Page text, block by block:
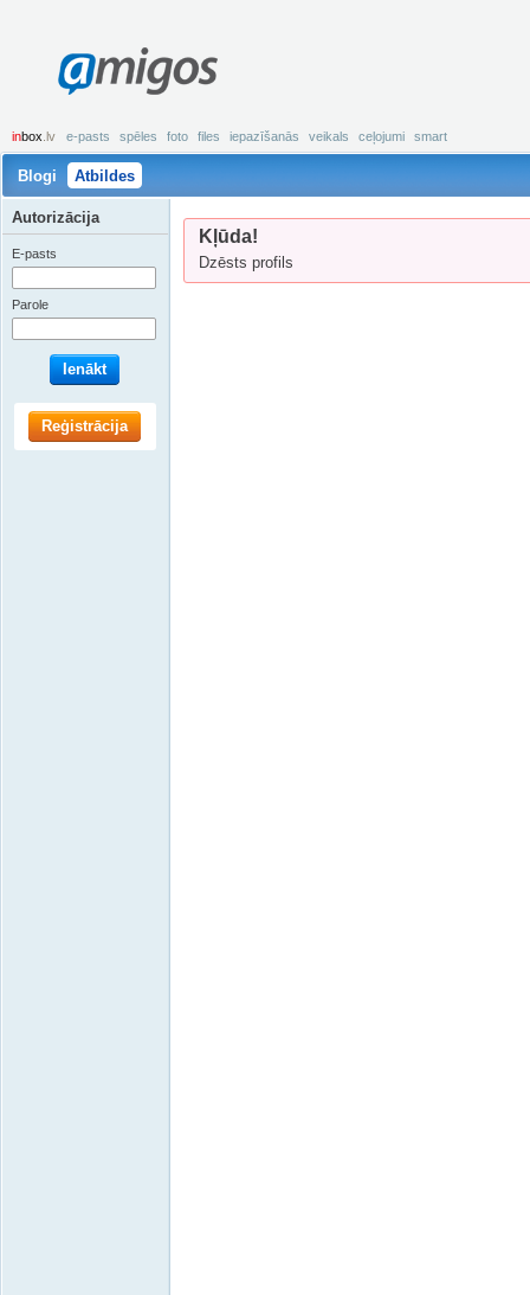
amigos
inbox .lv e-pasts spēles foto files iepazīšanās veikals ceļojumi smart
Blogi Atbildes
Kļūda!
Dzēsts profils
Autorizācija
E-pasts
Parole
Ienākt
Reģistrācija